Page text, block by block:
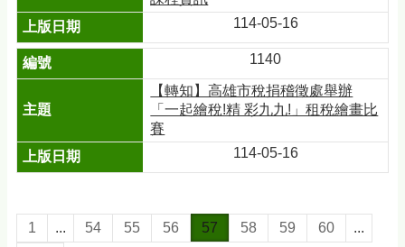
114-05-16
1140
【轉知】高雄市稅捐稽徵處舉辦
「一起繪稅!精 彩九九!」租稅繪畫比
賽
114-05-16
1 ... 54 55 56 57 58 59 60
...